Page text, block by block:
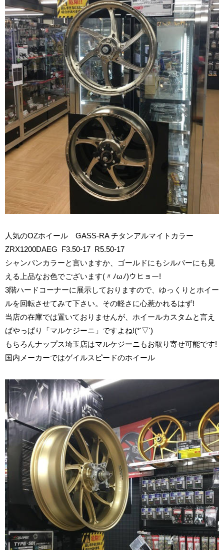
人気のOZホイール GASS-RA チタンアルマイトカラー
ZRX1200DAEG F3.50-17 R5.50-17
シャンパンカラーと言いますか、ゴールドにもシルバーにも見
える上品なお色でございます(〃ﾉωﾉ)ウヒョー!
3階ハードコーナーに展示しておりますので、ゆっくりとホイー
ルを回転させてみて下さい。その軽さに心惹かれるはず!
当店の在庫では置いておりませんが、ホイールカスタムと言え
ばやっぱり「マルケジーニ」ですよね!(*'▽')
もちろんナップス埼玉店はマルケジーニもお取り寄せ可能です!
国内メーカーではゲイルスピードのホイール